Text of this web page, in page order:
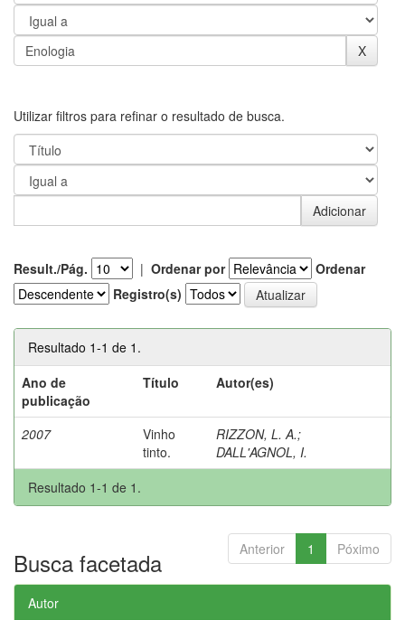
Utilizar filtros para refinar o resultado de busca.
Result./Pág. | Ordenar por
Ordenar
Registro(s)
Resultado 1-1 de 1.
Ano de
publicação
Título Autor(es)
2007
Vinho
tinto.
RIZZON, L. A.;
DALL'AGNOL, I.
Resultado 1-1 de 1.
Anterior 1 Póximo
Busca facetada
Autor